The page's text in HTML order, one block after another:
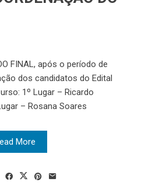
FINAL, após o período de
dos candidatos do Edital
1º Lugar – Ricardo
– Rosana Soares
More